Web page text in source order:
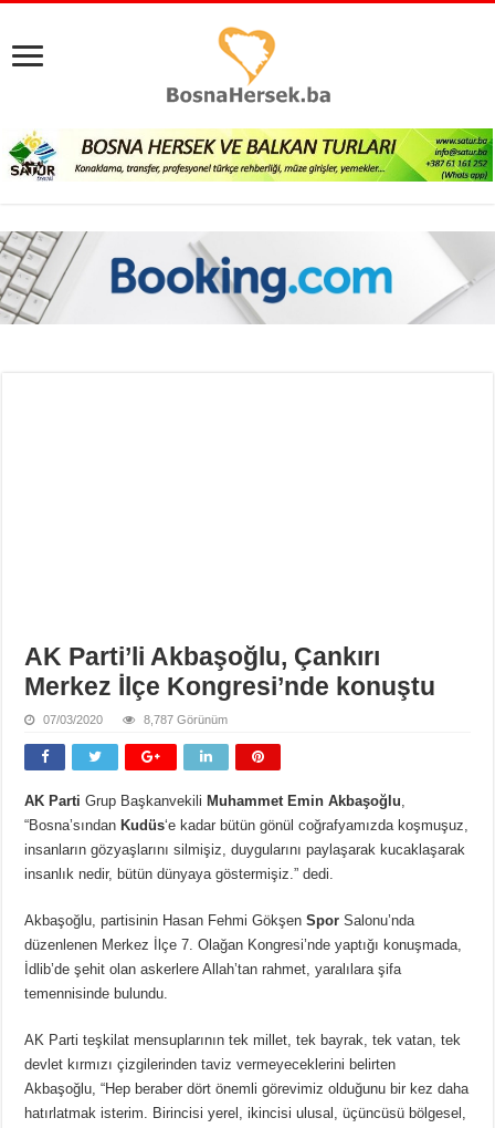
AK Parti’li Akbaşoğlu, Çankırı
Merkez İlçe Kongresi’nde konuştu
07/03/2020 8,787 Görünüm
AK Parti Grup Başkanvekili Muhammet Emin Akbaşoğlu,
“Bosna’sından Kudüs‘e kadar bütün gönül coğrafyamızda koşmuşuz,
insanların gözyaşlarını silmişiz, duygularını paylaşarak kucaklaşarak
insanlık nedir, bütün dünyaya göstermişiz.” dedi.
Akbaşoğlu, partisinin Hasan Fehmi GökşenSpor Salonu’nda
düzenlenen Merkez İlçe 7. Olağan Kongresi’nde yaptığı konuşmada,
İdlib’de şehit olan askerlere Allah’tan rahmet, yaralılara şifa
temennisinde bulundu.
AK Parti teşkilat mensuplarının tek millet, tek bayrak, tek vatan, tek
devlet kırmızı çizgilerinden taviz vermeyeceklerini belirten
Akbaşoğlu, “Hep beraber dört önemli görevimiz olduğunu bir kez daha
hatırlatmak isterim. Birincisi yerel, ikincisi ulusal, üçüncüsü bölgesel,